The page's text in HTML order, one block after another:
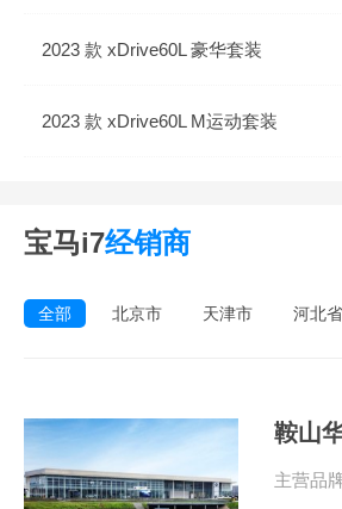
2023 款 xDrive60L 豪华套装
2023 款 xDrive60L M运动套装
宝马i7经销商
全部 北京市 天津市 河北省
鞍山
主营品